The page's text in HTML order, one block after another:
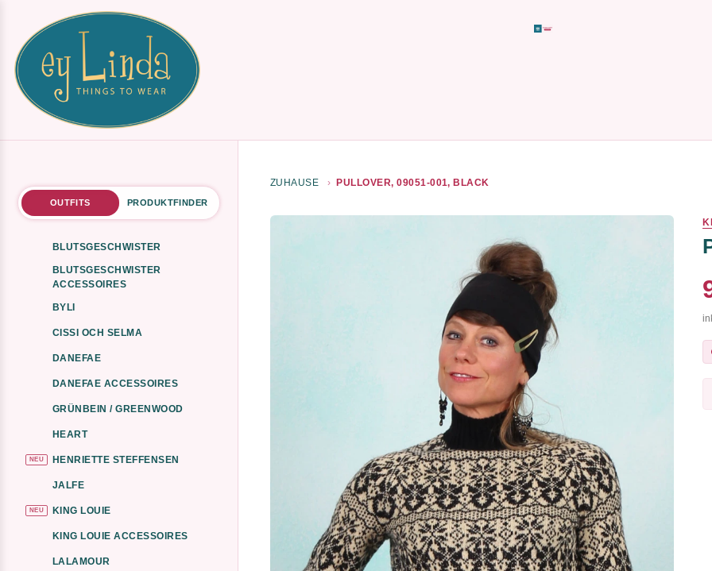
OUTFITS PRODUKTFINDER
BLUTSGESCHWISTER
BLUTSGESCHWISTER
ACCESSOIRES
BYLI
CISSI OCH SELMA
DANEFAE
DANEFAE ACCESSOIRES
GRÜNBEIN / GREENWOOD
HEART
NEU HENRIETTE STEFFENSEN
JALFE
NEU KING LOUIE
KING LOUIE ACCESSOIRES
LALAMOUR
ZUHAUSE PULLOVER, 09051-001, BLACK